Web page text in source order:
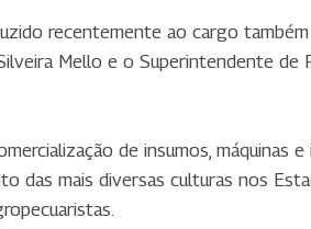
recentemente ao cargo
Mello e o Superintendente de
de insumos, máquinas
mais diversas culturas nos